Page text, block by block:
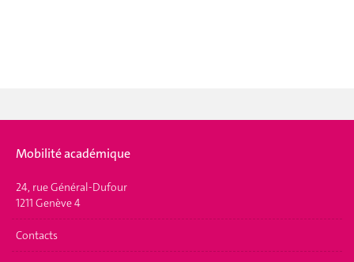
Mobilité académique
24, rue Général-Dufour
1211 Genève 4
Contacts